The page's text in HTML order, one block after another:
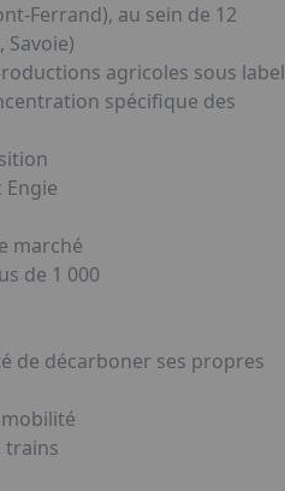
Ferrand), au sein de 12
Savoie)
agricoles sous label
spécifique des
marché
de 1 000
de décarboner ses propres
trains